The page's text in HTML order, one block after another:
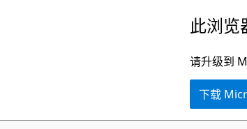
容
此浏览
请升级到
下载